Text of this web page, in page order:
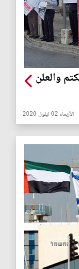
والعلن
الأربعاء 02 ايلول 2020